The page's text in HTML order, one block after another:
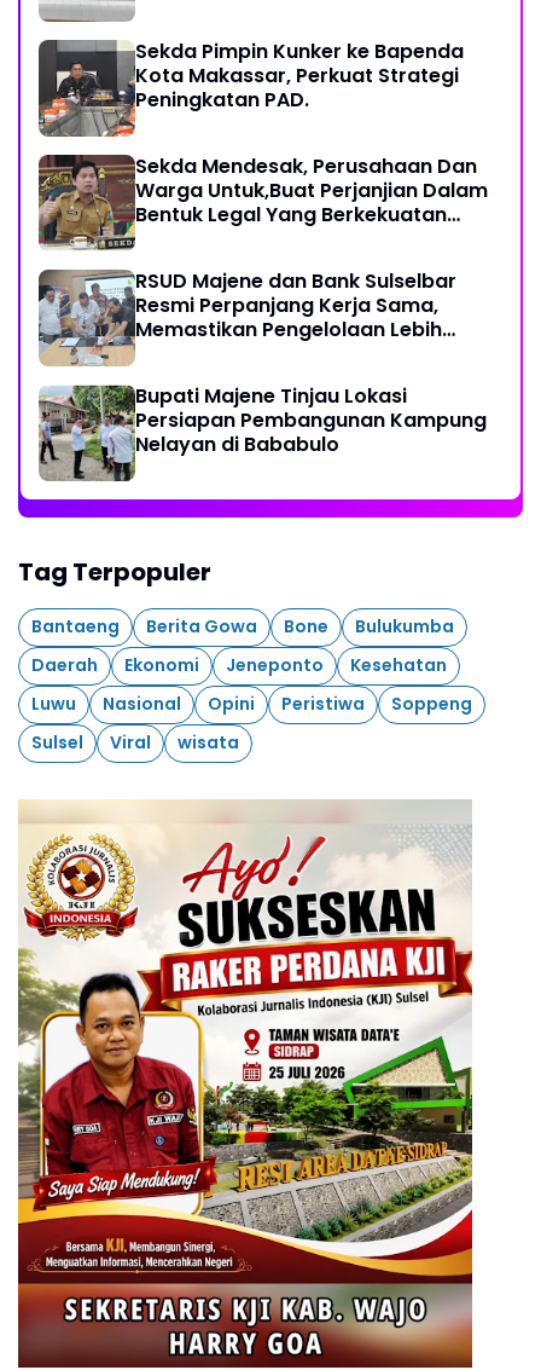
Sekda Pimpin Kunker ke Bapenda
Kota Makassar, Perkuat Strategi
Peningkatan PAD.
Sekda Mendesak, Perusahaan Dan
Warga Untuk,Buat Perjanjian Dalam
Bentuk Legal Yang Berkekuatan
RSUD Majene dan Bank Sulselbar
Resmi Perpanjang Kerja Sama,
Memastikan Pengelolaan Lebih
Bupati Majene Tinjau Lokasi
Persiapan Pembangunan Kampung
Nelayan di Bababulo
Tag Terpopuler
Bantaeng Berita Gowa Bone
Bulukumba
Daerah
Ekonomi Jeneponto
Kesehatan
Luwu
Nasional Opini Peristiwa
Soppeng
Sulsel
Viral wisata